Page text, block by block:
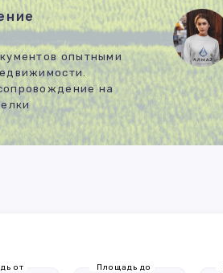
опытными
на
от Площадь до